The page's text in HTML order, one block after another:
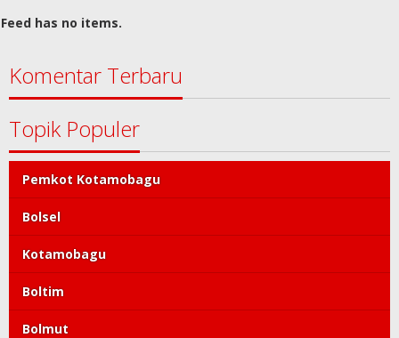
Feed has no items.
Komentar Terbaru
Topik Populer
Pemkot Kotamobagu
Bolsel
Kotamobagu
Boltim
Bolmut